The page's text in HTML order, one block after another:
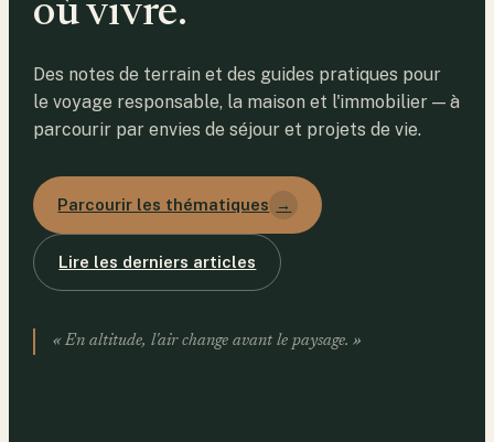
où vivre.
Des notes de terrain et des guides pratiques pour
le voyage responsable, la maison et l'immobilier — à
parcourir par envies de séjour et projets de vie.
Parcourir les thématiques →
Lire les derniers articles
« En altitude, l'air change avant le paysage. »